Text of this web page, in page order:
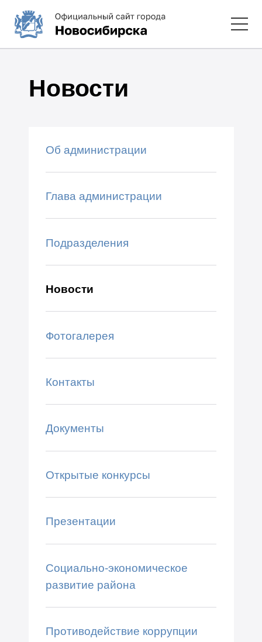
Новости
Об администрации
Глава администрации
Подразделения
Новости
Фотогалерея
Контакты
Документы
Открытые конкурсы
Презентации
Социально-экономическое
развитие района
Противодействие коррупции